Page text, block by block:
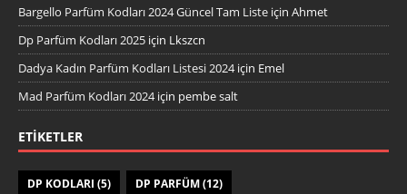
Bargello Parfüm Kodları 2024 Güncel Tam Liste için Ahmet
Dp Parfüm Kodları 2025 için Lkszcn
Dadya Kadın Parfüm Kodları Listesi 2024için Emel
Mad Parfüm Kodları 2024için pembe salt
ETIKETLER
DP KODLARI (5) DP PARFÜM(12)